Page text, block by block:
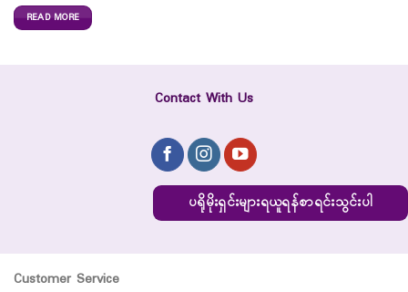
READ MORE
Contact With Us
ပရိုမိုးရှင်းများရယူရန်စာရင်းသွင်းပါ
Customer Service